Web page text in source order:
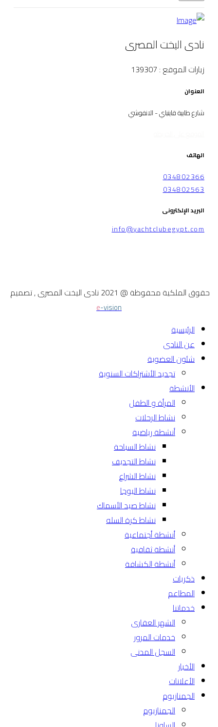
نادى اليخت المصرى
زيارات الموقع : 139307
العنوان
شارع طابية قايتباي - الانفوشي
الهاتف
034802366
034802563
البريد الإلكترونى
info@yachtclubegypt.com
حقوق الملكية محفوظة @ 2021 نادى اليخت المصرى , تصميم
e-vision
الرئيسية
عن النادى
شئون العضوية
تجديد الأشتراكات السنوية
الأنشطة
المرأة و الطفل
نشاط الرحلات
أنشطة رياضية
نشاط السباحة
نشاط التجديف
نشاط الشراع
نشاط اليوجا
نشاط صيد الأسماك
نشاط كرة السله
أنشطة أجتماعية
أنشطة ثقافية
أنشطة الكشافة
ذكريات
المطاعم
خدماتنا
الشهر العقارى
خدمات المرور
السجل المدنى
الأخبار
الأعلانات
الجمنازيوم
الجمنازيوم